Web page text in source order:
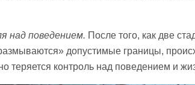
над поведением. После того, как две
допустимые границы,
теряется контроль над поведением и